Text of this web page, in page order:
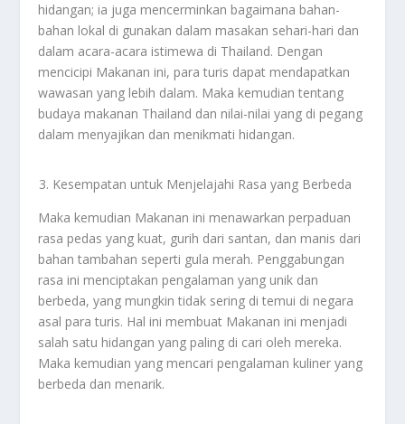
hidangan; ia juga mencerminkan bagaimana bahan-
bahan lokal di gunakan dalam masakan sehari-hari dan
dalam acara-acara istimewa di Thailand. Dengan
mencicipi Makanan ini, para turis dapat mendapatkan
wawasan yang lebih dalam. Maka kemudian tentang
budaya makanan Thailand dan nilai-nilai yang di pegang
dalam menyajikan dan menikmati hidangan.
Kesempatan untuk Menjelajahi Rasa yang Berbeda
Maka kemudian Makanan ini menawarkan perpaduan
rasa pedas yang kuat, gurih dari santan, dan manis dari
bahan tambahan seperti gula merah. Penggabungan
rasa ini menciptakan pengalaman yang unik dan
berbeda, yang mungkin tidak sering di temui di negara
asal para turis. Hal ini membuat Makanan ini menjadi
salah satu hidangan yang paling di cari oleh mereka.
Maka kemudian yang mencari pengalaman kuliner yang
berbeda dan menarik.